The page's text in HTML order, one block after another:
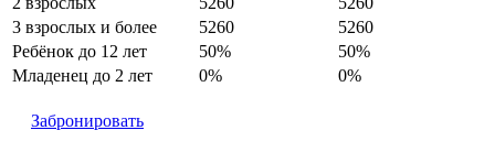
3 взрослых и более
5260
5260
Ребёнок до 12 лет
50%
50%
Младенец до 2 лет
0% 0%
Забронировать